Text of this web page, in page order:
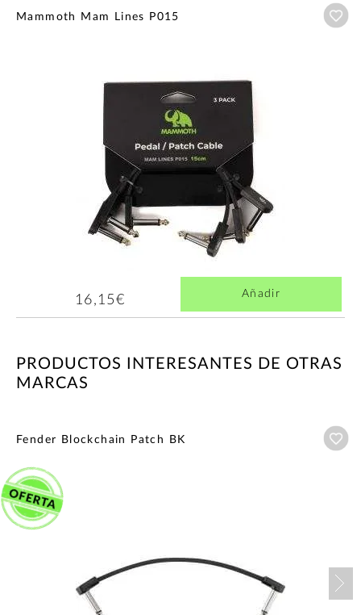
Mammoth Mam Lines P015
16,15€ Añadir
PRODUCTOS INTERESANTES DE OTRAS
MARCAS
Fender Blockchain Patch BK